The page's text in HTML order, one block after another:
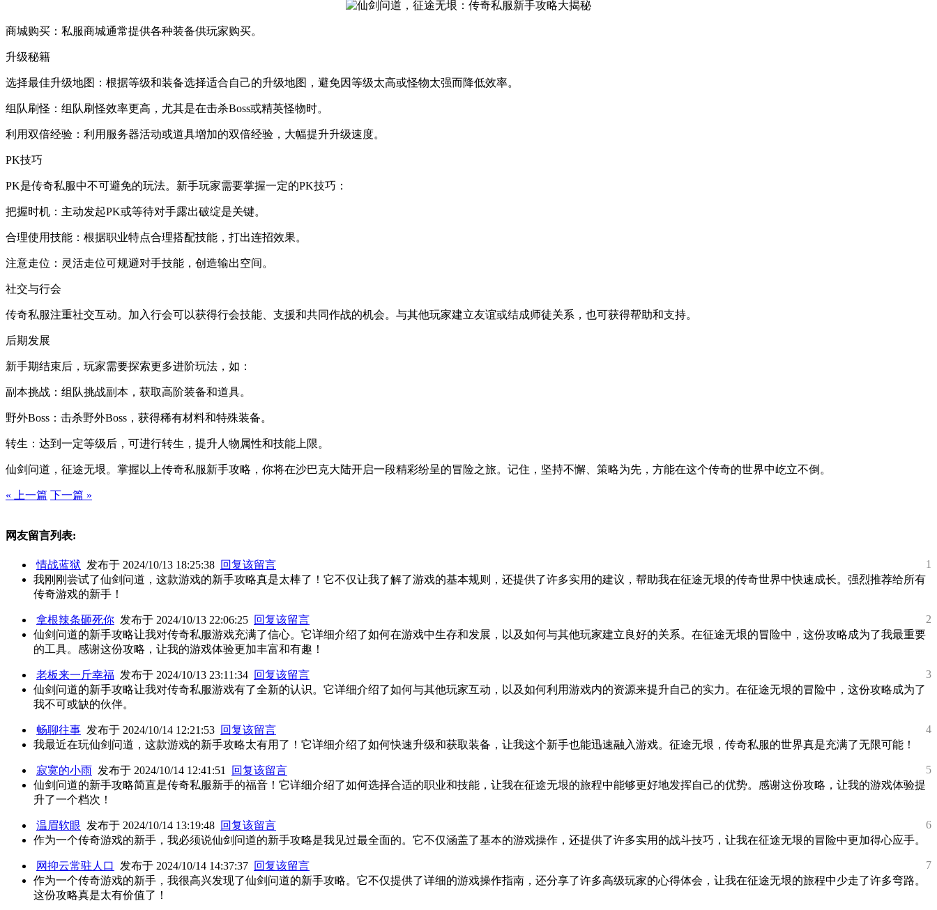
商城购买：私服商城通常提供各种装备供玩家购买。
升级秘籍
选择最佳升级地图：根据等级和装备选择适合自己的升级地图，避免因等级太高或怪物太强而降低效率。
组队刷怪：组队刷怪效率更高，尤其是在击杀Boss或精英怪物时。
利用双倍经验：利用服务器活动或道具增加的双倍经验，大幅提升升级速度。
PK技巧
PK是传奇私服中不可避免的玩法。新手玩家需要掌握一定的PK技巧：
把握时机：主动发起PK或等待对手露出破绽是关键。
合理使用技能：根据职业特点合理搭配技能，打出连招效果。
注意走位：灵活走位可规避对手技能，创造输出空间。
社交与行会
传奇私服注重社交互动。加入行会可以获得行会技能、支援和共同作战的机会。与其他玩家建立友谊或结成师徒关系，也可获得帮助和支持。
后期发展
新手期结束后，玩家需要探索更多进阶玩法，如：
副本挑战：组队挑战副本，获取高阶装备和道具。
野外Boss：击杀野外Boss，获得稀有材料和特殊装备。
转生：达到一定等级后，可进行转生，提升人物属性和技能上限。
仙剑问道，征途无垠。掌握以上传奇私服新手攻略，你将在沙巴克大陆开启一段精彩纷呈的冒险之旅。记住，坚持不懈、策略为先，方能在这个传奇的世界中屹立不倒。
« 上一篇 下一篇 »
网友留言列表:
1
情战蓝狱 发布于 2024/10/13 18:25:38 回复该留言
我刚刚尝试了仙剑问道，这款游戏的新手攻略真是太棒了！它不仅让我了解了游戏的基本规则，还提供了许多实用的建议，帮助我在征途无垠的传奇世界中快速成长。强烈推荐给所有
传奇游戏的新手！
2
拿根辣条砸死你 发布于 2024/10/13 22:06:25 回复该留言
仙剑问道的新手攻略让我对传奇私服游戏充满了信心。它详细介绍了如何在游戏中生存和发展，以及如何与其他玩家建立良好的关系。在征途无垠的冒险中，这份攻略成为了我最重要
的工具。感谢这份攻略，让我的游戏体验更加丰富和有趣！
3
老板来一斤幸福 发布于 2024/10/13 23:11:34 回复该留言
仙剑问道的新手攻略让我对传奇私服游戏有了全新的认识。它详细介绍了如何与其他玩家互动，以及如何利用游戏内的资源来提升自己的实力。在征途无垠的冒险中，这份攻略成为了
我不可或缺的伙伴。
4
畅聊往事 发布于 2024/10/14 12:21:53 回复该留言
我最近在玩仙剑问道，这款游戏的新手攻略太有用了！它详细介绍了如何快速升级和获取装备，让我这个新手也能迅速融入游戏。征途无垠，传奇私服的世界真是充满了无限可能！
5
寂寞的小雨 发布于 2024/10/14 12:41:51
回复该留言
仙剑问道的新手攻略简直是传奇私服新手的福音！它详细介绍了如何选择合适的职业和技能，让我在征途无垠的旅程中能够更好地发挥自己的优势。感谢这份攻略，让我的游戏体验提
升了一个档次！
6
温眉软眼 发布于 2024/10/14 13:19:48 回复该留言
作为一个传奇游戏的新手，我必须说仙剑问道的新手攻略是我见过最全面的。它不仅涵盖了基本的游戏操作，还提供了许多实用的战斗技巧，让我在征途无垠的冒险中更加得心应手。
7
网抑云常驻人口 发布于 2024/10/14 14:37:37 回复该留言
作为一个传奇游戏的新手，我很高兴发现了仙剑问道的新手攻略。它不仅提供了详细的游戏操作指南，还分享了许多高级玩家的心得体会，让我在征途无垠的旅程中少走了许多弯路。
这份攻略真是太有价值了！